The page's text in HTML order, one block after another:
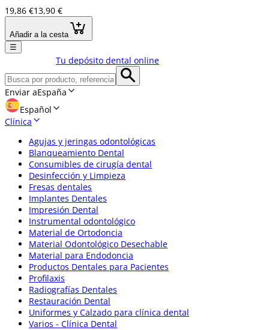
19,86 €13,90 €
Añadir a la cesta
☰
Tu depósito dental online
Enviar aEspaña
Español
Clínica
Agujas y jeringas odontológicas
Blanqueamiento Dental
Consumibles de cirugía dental
Desinfección y Limpieza
Fresas dentales
Implantes Dentales
Impresión Dental
Instrumental odontológico
Material de Ortodoncia
Material Odontológico Desechable
Material para Endodoncia
Productos Dentales para Pacientes
Profilaxis
Radiografías Dentales
Restauración Dental
Uniformes y Calzado para clínica dental
Varios - Clínica Dental